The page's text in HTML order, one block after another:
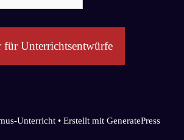
für Unterrichtsentwürfe
Unterricht• Erstellt mit GeneratePress